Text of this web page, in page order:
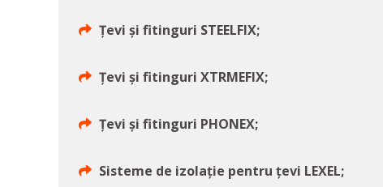
Țevi și fitinguri STEELFIX;
Țevi și fitinguri XTRMEFIX;
Țevi și fitinguri PHONEX;
Sisteme de izolație pentru țevi LEXEL;